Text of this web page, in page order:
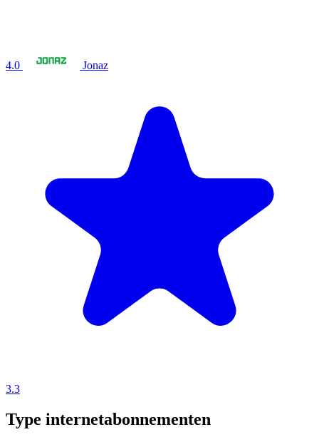
4.0 Jonaz
3.3
Type internetabonnementen